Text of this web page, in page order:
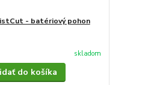
- batériový pohon
skladom
do košíka